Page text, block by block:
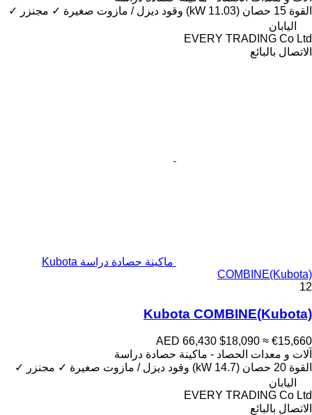
القوة 15 حصان (11.03 kW) وقود ديزل / مازوت صغيرة ✓ مجنزر
✓
اليابان
EVERY TRADING Co Ltd
الاتصال بالبائع
ماكينة حصادة دراسة Kubota
COMBINE(Kubota)
12
Kubota COMBINE(Kubota)
AED 66,430 $18,090 ≈ €15,660
آلات و معدات الحصاد - ماكينة حصادة دراسة
القوة 20 حصان (14.7 kW) وقود ديزل / مازوت صغيرة ✓ مجنزر
✓
اليابان
EVERY TRADING Co Ltd
الاتصال بالبائع